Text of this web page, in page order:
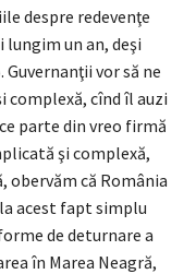
despre redevenţe
un an, deşi
vor să ne
complexă, cînd îl auzi
parte din vreo firmă
şi complexă,
obervăm că România
acest fapt simplu
de deturnare a
în Marea Neagră,